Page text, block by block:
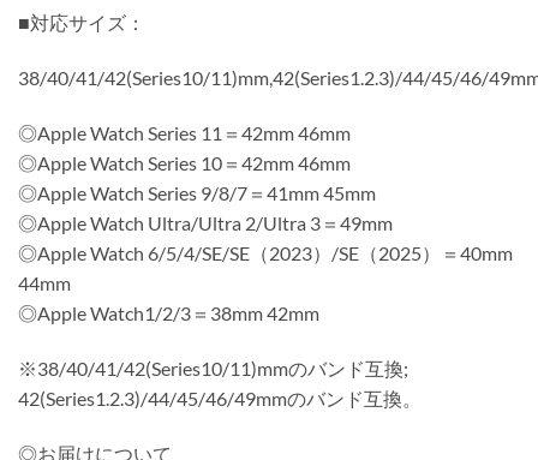
■対応サイズ：
38/40/41/42(Series10/11)mm,42(Series1.2.3)/44/45/46/
◎Apple Watch Series 11＝42mm 46mm
◎Apple Watch Series 10＝42mm 46mm
◎Apple Watch Series 9/8/7＝41mm 45mm
◎Apple Watch Ultra/Ultra 2/Ultra 3＝49mm
◎Apple Watch 6/5/4/SE/SE（2023）/SE（2025）＝40mm
44mm
◎Apple Watch1/2/3＝38mm 42mm
※38/40/41/42(Series10/11)mmのバンド互換;
42(Series1.2.3)/44/45/46/49mmのバンド互換。
◎お届けについて